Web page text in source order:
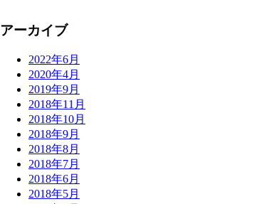
アーカイブ
2022年6月
2020年4月
2019年9月
2018年11月
2018年10月
2018年9月
2018年8月
2018年7月
2018年6月
2018年5月